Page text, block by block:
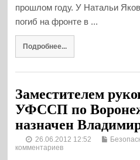
прошлом году. У Натальи
погиб на фронте в ...
Подробнее...
Заместителем
УФССП по
назначен
26.06.2012 12:52
комментариев